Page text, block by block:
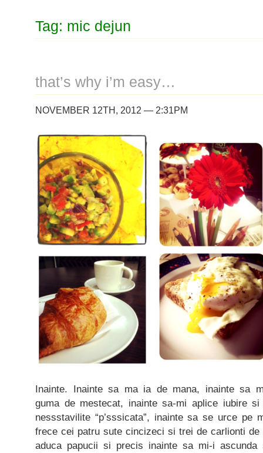
Tag: mic dejun
that’s why i’m easy…
NOVEMBER 12TH, 2012 — 2:31PM
Inainte. Inainte sa ma ia de mana, inainte sa
guma de mestecat, inainte sa-mi aplice iubire
nessstavilite “p’sssicata”, inainte sa se urce pe
frece cei patru sute cincizeci si trei de carlionti de
aduca papucii si precis inainte sa mi-i ascunda